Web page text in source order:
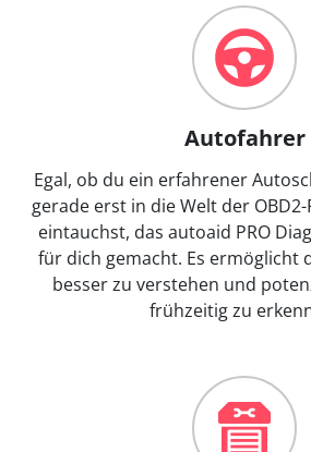
Autofahrer
Egal, ob du ein erfahrener
gerade erst in die Welt der
eintauchst, das autoaid PRO
für dich gemacht. Es ermöglicht
besser zu verstehen und
frühzeitig zu